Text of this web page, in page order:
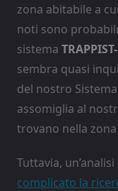
zona abitabile a
noti sono
sistema
sembra quasi
del nostro
assomiglia al
trovano nella
Tuttavia,
complicato la